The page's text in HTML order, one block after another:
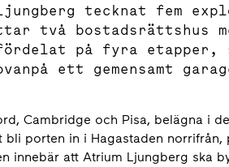
tecknat fem
två bostadsrättshus
fördelat på fyra etapper,
ett gemensamt
Cambridge och Pisa, belägna i
porten in i Hagastaden norrifrån,
innebär att Atrium Ljungberg ska